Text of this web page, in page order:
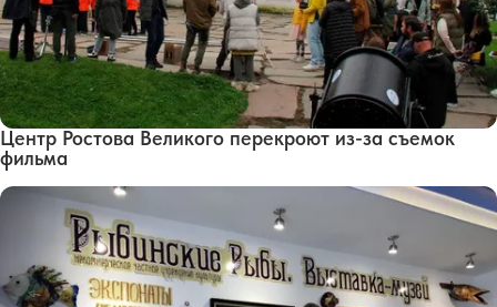
Центр Ростова Великого перекроют из-за съемок
фильма